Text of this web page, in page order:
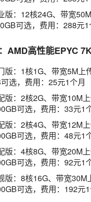
版：12核24G、带宽
可选，费用：288元1
AMD高性能EPYC
版：1核1G、带宽5M上
选，费用：25元1个月
版：2核2G、带宽10M
可选，费用：33元1
版：2核4G、带宽12M
可选，费用：48元1
版：4核8G、带宽20M
可选，费用：92元1
版：8核16G、带宽30M
可选，费用：192元